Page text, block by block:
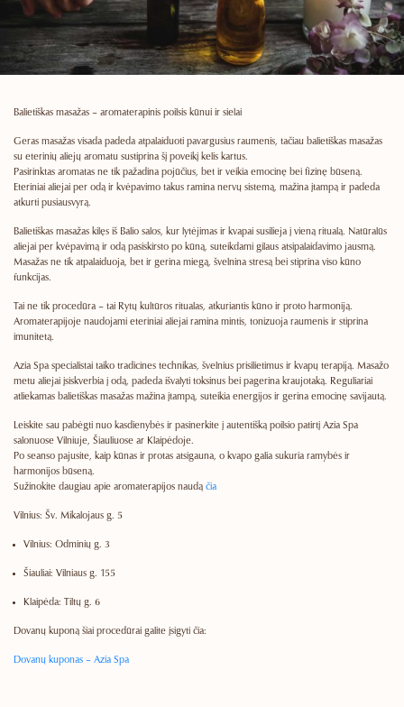
Balietiškas masažas – aromaterapinis poilsis kūnui ir sielai
Geras masažas visada padeda atpalaiduoti pavargusius raumenis, tačiau balietiškas masažas
su eterinių aliejų aromatu sustiprina šį poveikį kelis kartus.
Pasirinktas aromatas ne tik pažadina pojūčius, bet ir veikia emocinę bei fizinę būseną.
Eteriniai aliejai per odą ir kvėpavimo takus ramina nervų sistemą, mažina įtampą ir padeda
atkurti pusiausvyrą.
Balietiškas masažas kilęs iš Balio salos, kur lytėjimas ir kvapai susilieja į vieną ritualą. Natūralūs
aliejai per kvėpavimą ir odą pasiskirsto po kūną, suteikdami gilaus atsipalaidavimo jausmą.
Masažas ne tik atpalaiduoja, bet ir gerina miegą, švelnina stresą bei stiprina viso kūno
funkcijas.
Tai ne tik procedūra – tai Rytų kultūros ritualas, atkuriantis kūno ir proto harmoniją.
Aromaterapijoje naudojami eteriniai aliejai ramina mintis, tonizuoja raumenis ir stiprina
imunitetą.
Azia Spa specialistai taiko tradicines technikas, švelnius prisilietimus ir kvapų terapiją. Masažo
metu aliejai įsiskverbia į odą, padeda išvalyti toksinus bei pagerina kraujotaką. Reguliariai
atliekamas balietiškas masažas mažina įtampą, suteikia energijos ir gerina emocinę savijautą.
Leiskite sau pabėgti nuo kasdienybės ir pasinerkite į autentišką poilsio patirtį Azia Spa
salonuose Vilniuje, Šiauliuose ar Klaipėdoje.
Po seanso pajusite, kaip kūnas ir protas atsigauna, o kvapo galia sukuria ramybės ir
harmonijos būseną.
Sužinokite daugiau apie aromaterapijos naudą čia
Vilnius: Šv. Mikalojaus g. 5
Vilnius: Odminių g. 3
Šiauliai: Vilniaus g. 155
Klaipėda: Tiltų g. 6
Dovanų kuponą šiai procedūrai galite įsigyti čia:
Dovanų kuponas – Azia Spa